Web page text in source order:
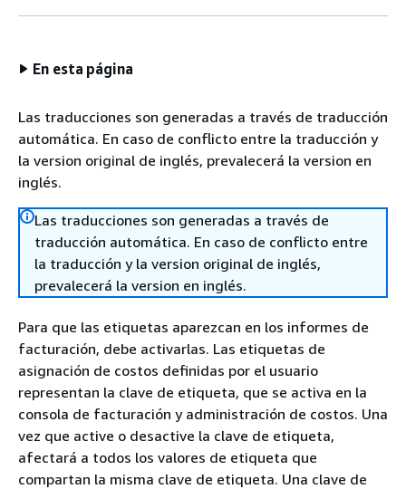
En esta página
Las traducciones son generadas a través de traducción
automática. En caso de conflicto entre la traducción y
la version original de inglés, prevalecerá la version en
inglés.
Las traducciones son generadas a través de
traducción automática. En caso de conflicto entre
la traducción y la version original de inglés,
prevalecerá la version en inglés.
Para que las etiquetas aparezcan en los informes de
facturación, debe activarlas. Las etiquetas de
asignación de costos definidas por el usuario
representan la clave de etiqueta, que se activa en la
consola de facturación y administración de costos. Una
vez que active o desactive la clave de etiqueta,
afectará a todos los valores de etiqueta que
compartan la misma clave de etiqueta. Una clave de